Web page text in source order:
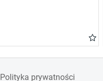
Polityka prywatności